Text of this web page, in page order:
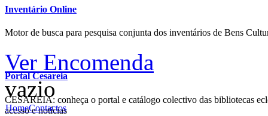
Inventário Online
Motor de busca para pesquisa conjunta dos inventários de Bens
Portal Cesareia
CESAREIA: conheça o portal e catálogo colectivo das bibliotecas
acesso e notícias
Ver Encomenda
vazio
HomeContactos